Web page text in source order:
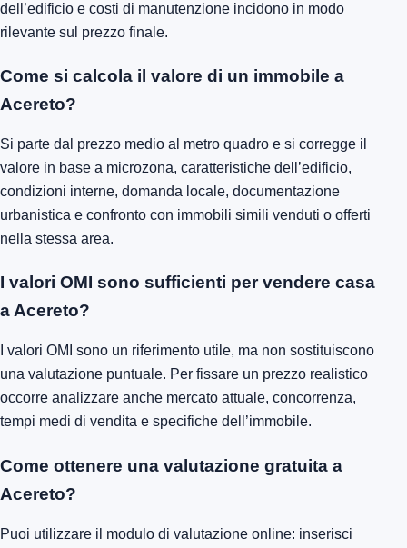
dell’edificio e costi di manutenzione incidono in modo
rilevante sul prezzo finale.
Come si calcola il valore di un immobile a
Acereto?
Si parte dal prezzo medio al metro quadro e si corregge il
valore in base a microzona, caratteristiche dell’edificio,
condizioni interne, domanda locale, documentazione
urbanistica e confronto con immobili simili venduti o offerti
nella stessa area.
I valori OMI sono sufficienti per vendere casa
a Acereto?
I valori OMI sono un riferimento utile, ma non sostituiscono
una valutazione puntuale. Per fissare un prezzo realistico
occorre analizzare anche mercato attuale, concorrenza,
tempi medi di vendita e specifiche dell’immobile.
Come ottenere una valutazione gratuita a
Acereto?
Puoi utilizzare il modulo di valutazione online: inserisci